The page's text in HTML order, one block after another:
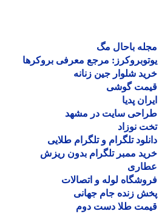
باحال مگ
مرجع معرفی بروکرها
شلوار جین زنانه
گوشی
پدیا
سایت در مشهد
نوزاد
تلگرام و تلگرام طلایی
ممبر تلگرام بدون ریزش
لوله و اتصالات
زنده جام جهانی
طلا دست دوم